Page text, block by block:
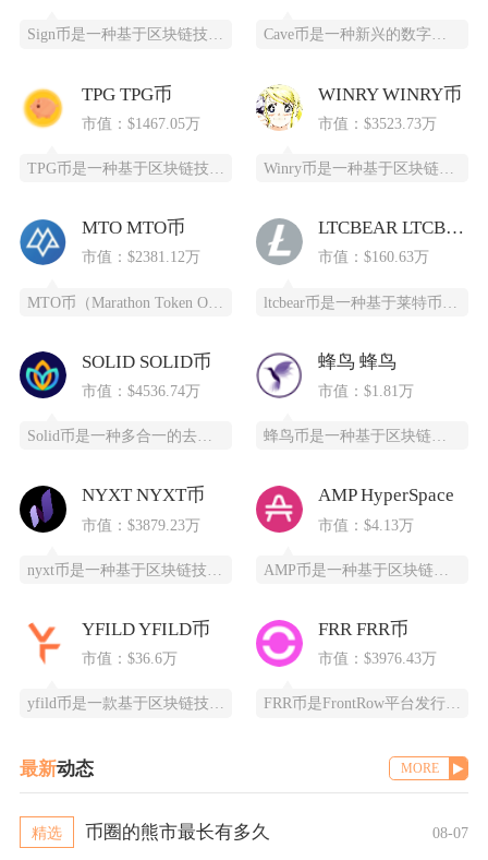
Sign币是一种基于区块链技术的加密货币，由SIGN团队推出，改善数字资产领域的安全性和用 Cave币是一种新兴的数字加密货币，基于区块链技术开发，为特定领域提供高效、安全的支付和价
TPG TPG币
市值：$1467.05万
WINRY WINRY币
市值：$3523.73万
MTO MTO币
市值：$2381.12万
LTCBEAR LTCBEAR币
市值：$160.63万
SOLID SOLID币
市值：$4536.74万
蜂鸟 蜂鸟
市值：$1.81万
NYXT NYXT币
市值：$3879.23万
AMP HyperSpace
市值：$4.13万
YFILD YFILD币
市值：$36.6万
yfild币是一款基于区块链技术的创新型数字货币，通过去中心化的智能合约系统为用户提供安全
FRR FRR币
市值：$3976.43万
FRR币是FrontRow平台发行的实用型代币，全称为Frontrow币，基于以太坊区块链
最新动态 MORE
精选 币圈的熊市最长有多久 08-07